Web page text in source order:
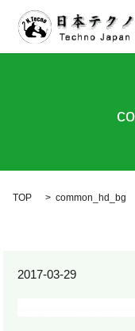
TOP common_hd_bg
2017-03-29